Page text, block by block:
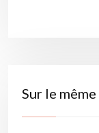
Sur le